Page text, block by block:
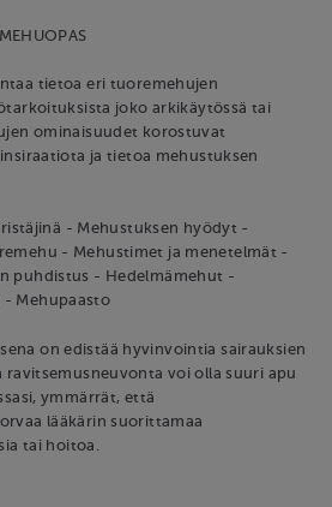
tietoa eri tuoremehujen
joko arkikäytössä tai
ominaisuudet korostuvat
ja tietoa mehustuksen
- Mehustuksen hyödyt -
- Mehustimet ja menetelmät -
puhdistus - Hedelmämehut -
- Mehupaasto
on edistää hyvinvointia sairauksien
ravitsemusneuvonta voi olla suuri apu
ymmärrät, että
lääkärin suorittamaa
tai hoitoa.